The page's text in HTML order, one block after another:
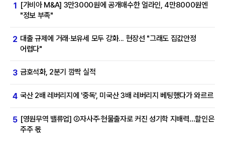
1
[가비아 M&A] 3만3000원에 공개매수한 얼라인, 4만8000원엔
"정보 부족"
2 대출 규제에 거래·보유세 모두 강화... 현장선 "그래도 집값안정
어렵다"
3 금호석화, 2분기 깜짝 실적
4 국산 2배 레버리지에 '중독', 미국산 3배 레버리지 베팅했다가 와르르
5 [영원무역 밸류업] ②자사주·현물출자로 커진 성기학 지배력…할인은
주주 몫